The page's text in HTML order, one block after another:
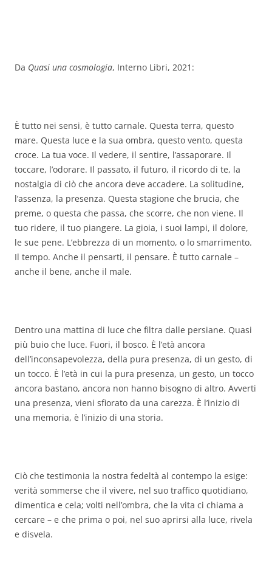
Da Quasi una cosmologia, Interno Libri, 2021:
È tutto nei sensi, è tutto carnale. Questa terra, questo
mare. Questa luce e la sua ombra, questo vento, questa
croce. La tua voce. Il vedere, il sentire, l’assaporare. Il
toccare, l’odorare. Il passato, il futuro, il ricordo di te, la
nostalgia di ciò che ancora deve accadere. La solitudine,
l’assenza, la presenza. Questa stagione che brucia, che
preme, o questa che passa, che scorre, che non viene. Il
tuo ridere, il tuo piangere. La gioia, i suoi lampi, il dolore,
le sue pene. L’ebbrezza di un momento, o lo smarrimento.
Il tempo. Anche il pensarti, il pensare. È tutto carnale –
anche il bene, anche il male.
Dentro una mattina di luce che filtra dalle persiane. Quasi
più buio che luce. Fuori, il bosco. È l’età ancora
dell’inconsapevolezza, della pura presenza, di un gesto, di
un tocco. È l’età in cui la pura presenza, un gesto, un tocco
ancora bastano, ancora non hanno bisogno di altro. Avverti
una presenza, vieni sfiorato da una carezza. È l’inizio di
una memoria, è l’inizio di una storia.
Ciò che testimonia la nostra fedeltà al contempo la esige:
verità sommerse che il vivere, nel suo traffico quotidiano,
dimentica e cela; volti nell’ombra, che la vita ci chiama a
cercare – e che prima o poi, nel suo aprirsi alla luce, rivela
e disvela.